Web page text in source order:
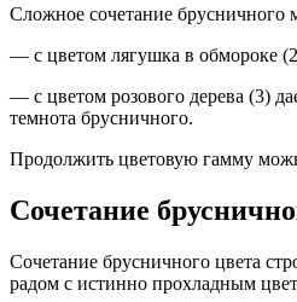
Сложное сочетание брусничного
— с цветом лягушка в обмороке
— с цветом розового дерева (3)
темнота брусничного.
Продолжить цветовую гамму
Сочетание
Сочетание брусничного цвета
радом с истинно прохладным